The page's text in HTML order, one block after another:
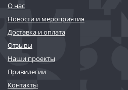
О нас
Новости и мероприятия
Доставка и оплата
Отзывы
Наши проекты
Привилегии
Контакты